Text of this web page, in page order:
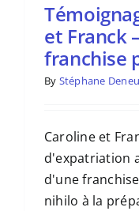
et Franck
franchise
By Stéphane
Caroline et
d'expatriation
d'une
nihilo à la